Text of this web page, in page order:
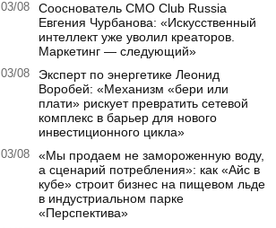
03/08
Сооснователь CMO Club Russia
Евгения Чурбанова: «Искусственный
интеллект уже уволил креаторов.
Маркетинг — следующий»
03/08
Эксперт по энергетике Леонид
Воробей: «Механизм «бери или
плати» рискует превратить сетевой
комплекс в барьер для нового
инвестиционного цикла»
03/08
«Мы продаем не замороженную воду,
а сценарий потребления»: как «Айс в
кубе» строит бизнес на пищевом льде
в индустриальном парке
«Перспектива»